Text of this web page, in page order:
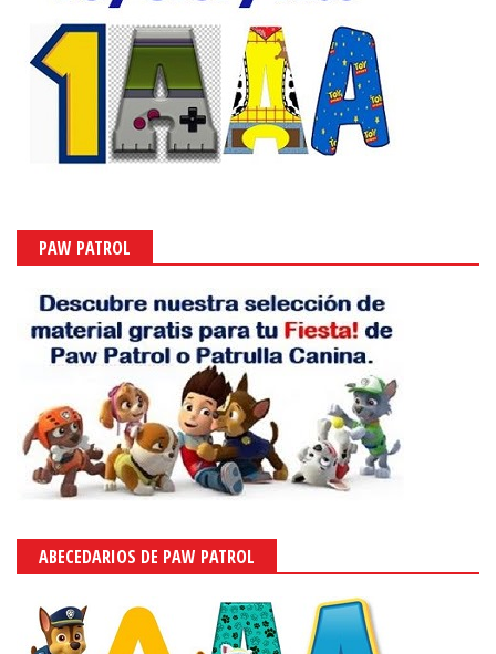
PAW PATROL
ABECEDARIOS DE PAW PATROL